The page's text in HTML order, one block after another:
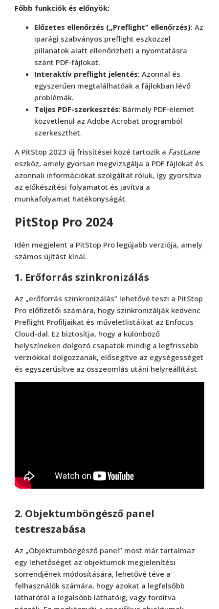
Főbb funkciók és előnyök:
Előzetes ellenőrzés („Preflight” ellenőrzés): Az
iparági szabványos preflight eszközzel
pillanatok alatt ellenőrizheti a nyomtatásra
szánt PDF-fájlokat.
Interaktív preflight jelentés: Azonnal és
egyszerűen megtalálhatóak a fájlokban lévő
problémák.
Teljes PDF-szerkesztés: Bármely PDF-elemet
közvetlenül az Adobe Acrobat programból
szerkeszthet.
A PitStop 2023 új frissítései közé tartozik a FastLane
eszköz, amely gyorsan megvizsgálja a PDF fájlokat és
azonnali információkat szolgáltat róluk, így gyorsítva
az előkészítési folyamatot és javítva a
munkafolyamat hatékonyságát​.
PitStop Pro 2024
Idén megjelent a PitStop Pro legújabb verziója, amely
számos újítást kínál.
1. Erőforrás szinkronizálás
Az „erőforrás szinkronizálás” lehetővé teszi a PitStop
Pro előfizetői számára, hogy szinkronizálják kedvenc
Preflight Profiljaikat és műveletlistáikat az Enfocus
Cloud-dal. Ez biztosítja, hogy a különböző
helyszíneken dolgozó csapatok mindig a legfrissebb
verziókkal dolgozzanak, elősegítve az egységességet
és egyszerűsítve az összeomlás utáni helyreállítást.
2. Objektumböngésző panel
testreszabása
Az „Objektumböngésző panel” most már tartalmaz
egy lehetőséget az objektumok megjelenítési
sorrendjének módosítására, lehetővé téve a
felhasználók számára, hogy azokat a legfelsőbb
láthatótól a legalsóbb láthatóig, vagy fordítva